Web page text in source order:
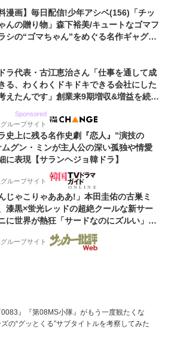
料漫画】毎日配信!少年アシベ(156)「チッ
んの贈り物」森下裕美/キュートなゴマフ
シの“ゴマちゃん”をめぐる名作ギャグ4
ラ代表・古江恵治さん「仕事を通して成
る、わくわくドキドキできる会社にした
えたんです」創業来9期増収&増益を続け
Sponsored
ループサイト
史上に残る名作史劇『恋人』”演技の
ムグン・ミンが主人公の深い孤独や情愛
に表現【サランヘジョ韓ドラ】
ループサイト
んじゃこりゃあああ!」本田圭佑の古巣ミ
漆黒×蛍光レッドの超絶クールな新サー
に世界が熱狂「サードなのにズルい」
ゃかっけえわ」
ループサイト
0083』『第08MS小隊』がもう一度観たくな
の“グッとくる”サブタイトルを考察してみた